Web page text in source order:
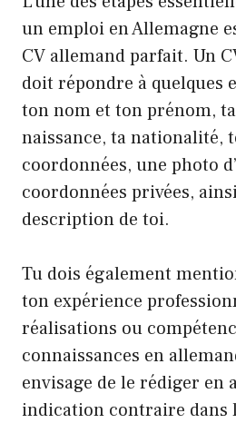
un emploi en Allemagne
CV allemand parfait. Un
doit répondre à quelques
ton nom et ton prénom,
naissance, ta nationalité,
coordonnées, une photo
coordonnées privées,
description de toi.
Tu dois également
ton expérience
réalisations ou
connaissances en
envisage de le rédiger en
indication contraire dans